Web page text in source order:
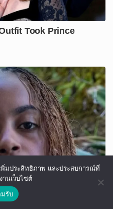
พิ่มประสิทธิภาพ และประสบการณ์ที่
านเว็บไซต์
รับ